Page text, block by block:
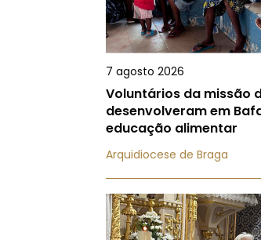
7 agosto 2026
Voluntários da missão
desenvolveram em
educação alimentar
Arquidiocese de Braga